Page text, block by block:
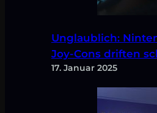
Unglaublich:
Joy-Cons driften
17. Januar 2025